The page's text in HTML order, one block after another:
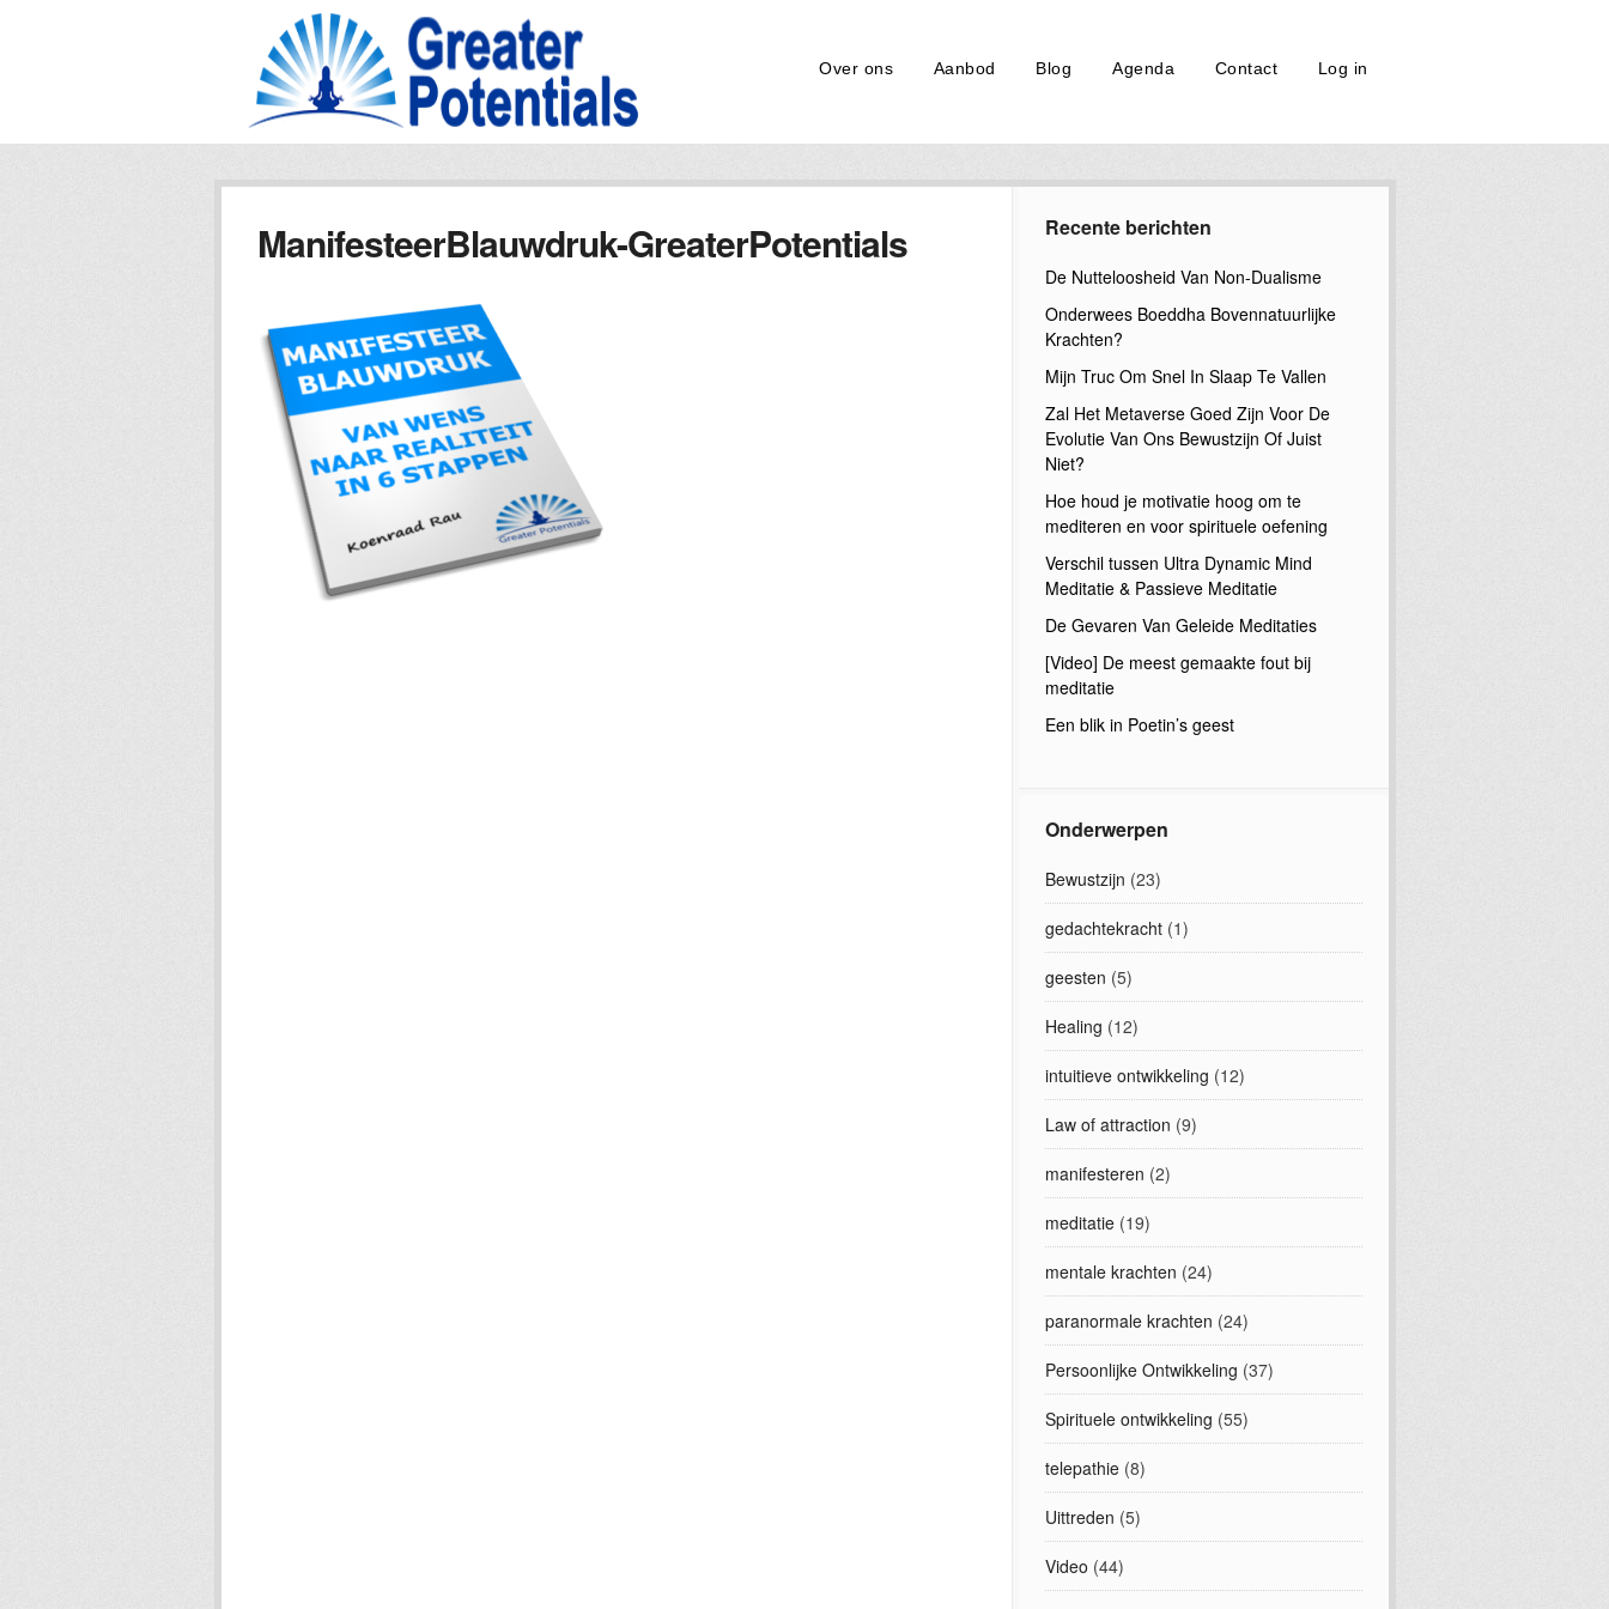
Over ons Aanbod Blog Agenda Contact Log in
ManifesteerBlauwdruk-GreaterPotentials Recente berichten
De Nutteloosheid Van Non-Dualisme
Onderwees Boeddha Bovennatuurlijke
Krachten?
Mijn Truc Om Snel In Slaap Te Vallen
Zal Het Metaverse Goed Zijn Voor De
Evolutie Van Ons Bewustzijn Of Juist
Niet?
Hoe houd je motivatie hoog om te
mediteren en voor spirituele oefening
Verschil tussen Ultra Dynamic Mind
Meditatie & Passieve Meditatie
De Gevaren Van Geleide Meditaties
[Video] De meest gemaakte fout bij
meditatie
Een blik in Poetin’s geest
Onderwerpen
Bewustzijn (23)
gedachtekracht(1)
geesten (5)
Healing (12)
intuitieve ontwikkeling (12)
Law of attraction (9)
manifesteren (2)
meditatie(19)
mentale krachten (24)
paranormale krachten (24)
Persoonlijke Ontwikkeling (37)
Spirituele ontwikkeling (55)
telepathie(8)
Uittreden (5)
Video (44)